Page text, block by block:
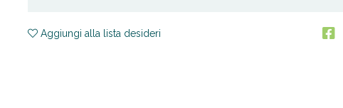
Aggiungi alla lista desideri